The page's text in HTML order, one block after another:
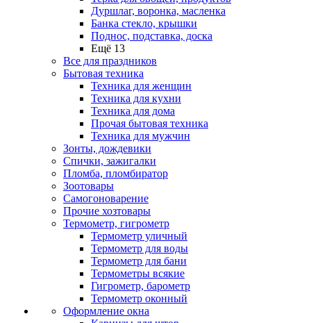
Дуршлаг, воронка, масленка
Банка стекло, крышки
Поднос, подставка, доска
Ещё 13
Все для праздников
Бытовая техника
Техника для женщин
Техника для кухни
Техника для дома
Прочая бытовая техника
Техника для мужчин
Зонты, дождевики
Спички, зажигалки
Пломба, пломбиратор
Зоотовары
Самогоноварение
Прочие хозтовары
Термометр, гигрометр
Термометр уличный
Термометр для воды
Термометр для бани
Термометры всякие
Гигрометр, барометр
Термометр оконный
Оформление окна